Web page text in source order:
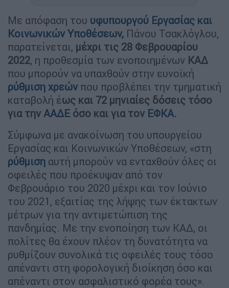
Με απόφαση του υφυπουργού Εργασίας και
Κοινωνικών Υποθέσεων, Πάνου Τσακλόγλου,
παρατείνεται, μέχρι τις 28 Φεβρουαρίου
2022, η προθεσμία των ενοποιημένων ΚΑΔ
που μπορούν να υπαχθούν στην ευνοϊκή
ρύθμιση χρεών που προβλέπει την τμηματική
καταβολή έως και 72 μηνιαίες δόσεις τόσο
για την ΑΑΔΕ όσο και για τον ΕΦΚΑ.
Σύμφωνα με ανακοίνωση του υπουργείου
Εργασίας και Κοινωνικών Υποθέσεων, «στη
ρύθμιση αυτή μπορούν να ενταχθούν όλες οι
οφειλές που προέκυψαν από τον
Φεβρουάριο του 2020 μέχρι και τον Ιούνιο
του 2021, εξαιτίας της λήψης των έκτακτων
μέτρων για την αντιμετώπιση της
πανδημίας. Με την ενοποίηση των ΚΑΔ, οι
πολίτες θα έχουν πλέον τη δυνατότητα να
ρυθμίζουν συνολικά τις οφειλές τους τόσο
απέναντι στη φορολογική διοίκηση όσο και
απέναντι στον ασφαλιστικό φορέα τους».